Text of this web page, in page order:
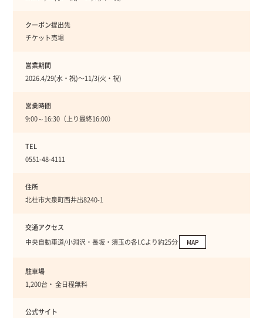
クーポン提出先
チケット売場
営業期間
2026.4/29(水・祝)〜11/3(火・祝)
営業時間
9:00～16:30（上り最終16:00）
TEL
0551-48-4111
住所
北杜市大泉町西井出8240-1
交通アクセス
中央自動車道/小淵沢・長坂・須玉の各I.Cより約25分
MAP
駐車場
1,200台・ 全日程無料
公式サイト